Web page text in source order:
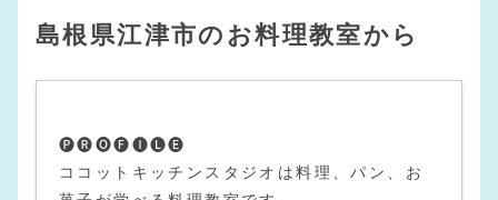
島根県江津市のお料理教室から
🅟🅡🅞🅕🅘🅛🅔
ココットキッチンスタジオは料理、パン、お